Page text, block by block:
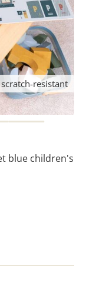
resistant
blue children's